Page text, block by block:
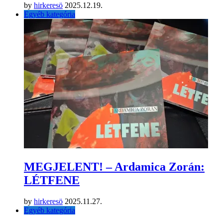
by hirkeresö 2025.12.19.
Egyéb kategória
MEGJELENT! – Ardamica Zorán:
LÉTFENE
by hirkeresö 2025.11.27.
Egyéb kategória